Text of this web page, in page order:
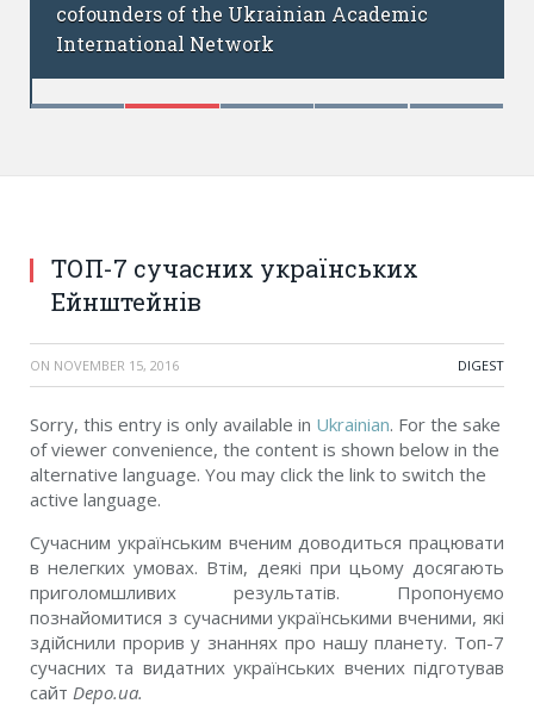
cofounders of the Ukrainian Academic
International Network
ТОП-7 сучасних українських
Ейнштейнів
ON NOVEMBER 15, 2016 DIGEST
Sorry, this entry is only available in Ukrainian. For the sake
of viewer convenience, the content is shown below in the
alternative language. You may click the link to switch the
active language.
Сучасним українським вченим доводиться працювати
в нелегких умовах. Втім, деякі при цьому досягають
приголомшливих результатів. Пропонуємо
познайомитися з сучасними українськими вченими, які
здійснили прорив у знаннях про нашу планету. Топ-7
сучасних та видатних українських вчених підготував
сайт Depo.ua.